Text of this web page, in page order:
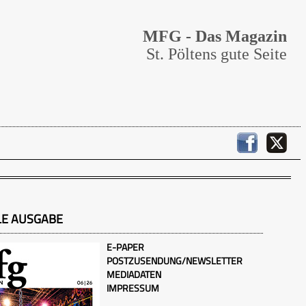
MFG - Das Magazin
St. Pöltens gute Seite
AUSGABE
E-PAPER
POSTZUSENDUNG/NEWSLETTER
MEDIADATEN
IMPRESSUM